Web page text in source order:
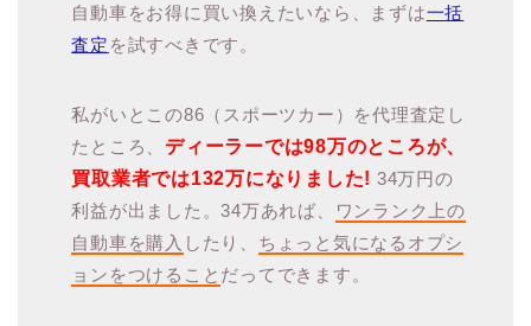
自動車をお得に買い換えたいなら、まずは一括
査定 を試すべきです。
私がいとこの86（スポーツカー）を代理査定し
たところ、 ディーラーでは98万のところが、
買取業者では132万になりました! 34万円の
利益が出ました。34万あれば、
ワンランク上の
自動車を購入 したり、 ちょっと気になるオプシ
ョンをつけること だってできます。